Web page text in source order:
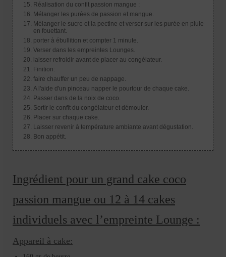
Réalisation du confit passion mangue :
Mélanger les purées de passion et mangue.
Mélanger le sucre et la pectine et verser sur les purée en pluie
en fouettant.
porter à ébullition et compter 1 minute.
Verser dans les empreintes Lounges.
laisser refroidir avant de placer au congélateur.
Finition:
faire chauffer un peu de nappage.
A l'aide d'un pinceau napper le pourtour de chaque cake.
Passer dans de la noix de coco.
Sortir le confit du congélateur et démouler.
Placer sur chaque cake.
Laisser revenir à température ambiante avant dégustation.
Bon appétit.
Ingrédient pour un grand cake coco
passion mangue ou 12 à 14 cakes
individuels avec l’empreinte Lounge :
Appareil à cake: